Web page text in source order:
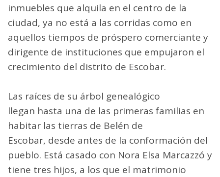
inmuebles que alquila en el centro de la
ciudad, ya no está a las corridas como en
aquellos tiempos de próspero comerciante y
dirigente de instituciones que empujaron el
crecimiento del distrito de Escobar.
Las raíces de su árbol genealógico
llegan hasta una de las primeras familias en
habitar las tierras de Belén de
Escobar, desde antes de la conformación del
pueblo. Está casado con Nora Elsa Marcazzó y
tiene tres hijos, a los que el matrimonio